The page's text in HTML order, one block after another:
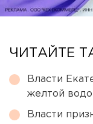
ЧИТАЙТЕ
Власти
желтой
Власти